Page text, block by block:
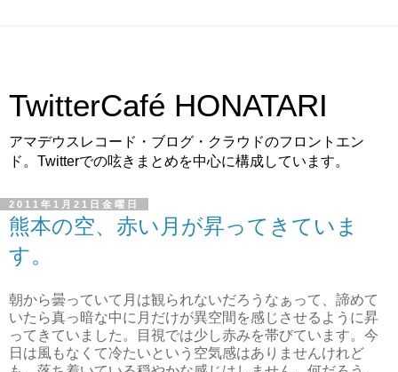
TwitterCafé HONATARI
アマデウスレコード・ブログ・クラウドのフロントエン
ド。Twitterでの呟きまとめを中心に構成しています。
2011年1月21日金曜日
熊本の空、赤い月が昇ってきていま
す。
朝から曇っていて月は観られないだろうなぁって、諦めて
いたら真っ暗な中に月だけが異空間を感じさせるように昇
ってきていました。目視では少し赤みを帯びています。今
日は風もなくて冷たいという空気感はありませんけれど